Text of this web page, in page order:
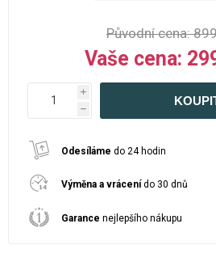
Původní cena:
Vaše cena:
i
h
Odesíláme do 24 hodin
Výměna a vrácení do 30 dnů
Garance nejlepšího nákupu